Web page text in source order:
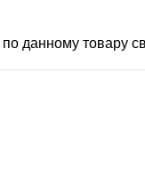
по данному товару